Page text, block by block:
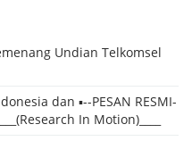
Undian Telkomsel
dan ▪--PESAN RESMI-
In Motion)____